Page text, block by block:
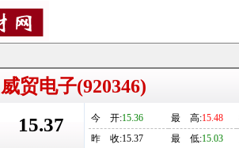
威贸电子(920346)
15.37 今 开:15.36 最 高:15.48
昨
收:15.37 最 低:15.03